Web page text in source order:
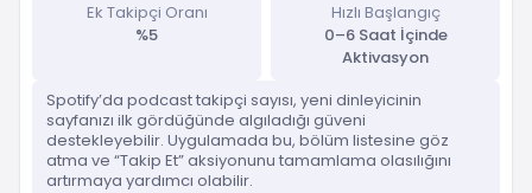
Ek Takipçi Oranı
%5
Hızlı Başlangıç
0–6 Saat İçinde
Aktivasyon
Spotify’da podcast takipçi sayısı, yeni dinleyicinin
sayfanızı ilk gördüğünde algıladığı güveni
destekleyebilir. Uygulamada bu, bölüm listesine göz
atma ve “Takip Et” aksiyonunu tamamlama olasılığını
artırmaya yardımcı olabilir.